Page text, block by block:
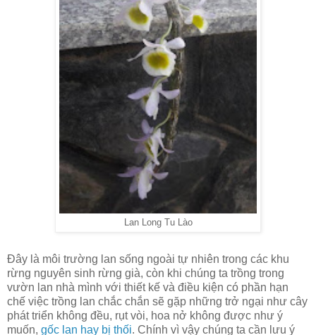
Lan Long Tu Lào
Đây là môi trường lan sống ngoài tự nhiên trong các khu
rừng nguyên sinh rừng già, còn khi chúng ta trồng trong
vườn lan nhà mình với thiết kế và điều kiện có phần hạn
chế việc trồng lan chắc chắn sẽ gặp những trở ngại như cây
phát triển không đều, rụt vòi, hoa nở không được như ý
muốn, gốc lan hay bị thối. Chính vì vậy chúng ta cần lưu ý